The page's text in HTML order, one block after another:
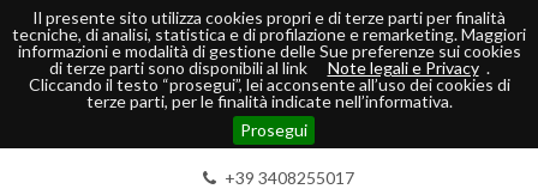
Il presente sito utilizza cookies propri e di terze parti per finalità
tecniche, di analisi, statistica e di profilazione e remarketing. Maggiori
informazioni e modalità di gestione delle Sue preferenze sui cookies
di terze parti sono disponibili al link
Note legali e Privacy .
Cliccando il testo “prosegui”, lei acconsente all’uso dei cookies di
terze parti, per le finalità indicate nell’informativa.
Prosegui
+39 3408255017